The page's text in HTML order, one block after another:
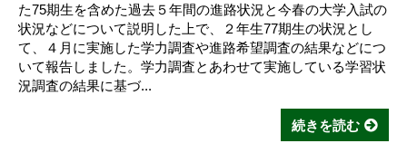
た75期生を含めた過去５年間の進路状況と今春の大学入試の
状況などについて説明した上で、２年生77期生の状況とし
て、４月に実施した学力調査や進路希望調査の結果などにつ
いて報告しました。学力調査とあわせて実施している学習状
況調査の結果に基づ...
続きを読む